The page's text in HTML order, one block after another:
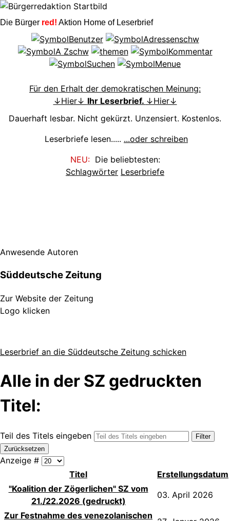
Die Bürger red! Aktion Home of Leserbrief
Für den Erhalt der demokratischen Meinung:
↓Hier↓ Ihr Leserbrief. ↓Hier↓
Dauerhaft lesbar. Nicht gekürzt. Unzensiert. Kostenlos.
Leserbriefe lesen..... ...oder schreiben
NEU:Die beliebtesten:
Schlagwörter Leserbriefe
Anwesende Autoren
Süddeutsche Zeitung
Zur Website der Zeitung
Logo klicken
Leserbrief an die Süddeutsche Zeitung schicken
Alle in der SZ gedruckten
Titel:
Teil des Titels eingeben
Filter
Zurücksetzen
Anzeige #
Titel
Erstellungsdatum
"Koalition der Zögerlichen" SZ vom
21./22.2026 (gedruckt)
03. April 2026
Zur Festnahme des venezolanischen